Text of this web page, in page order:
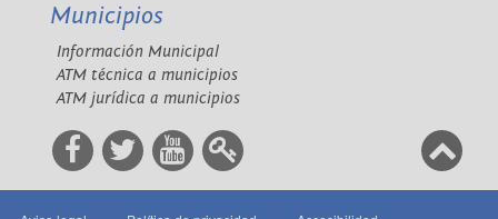
Municipios
Información Municipal
ATM técnica a municipios
ATM jurídica a municipios